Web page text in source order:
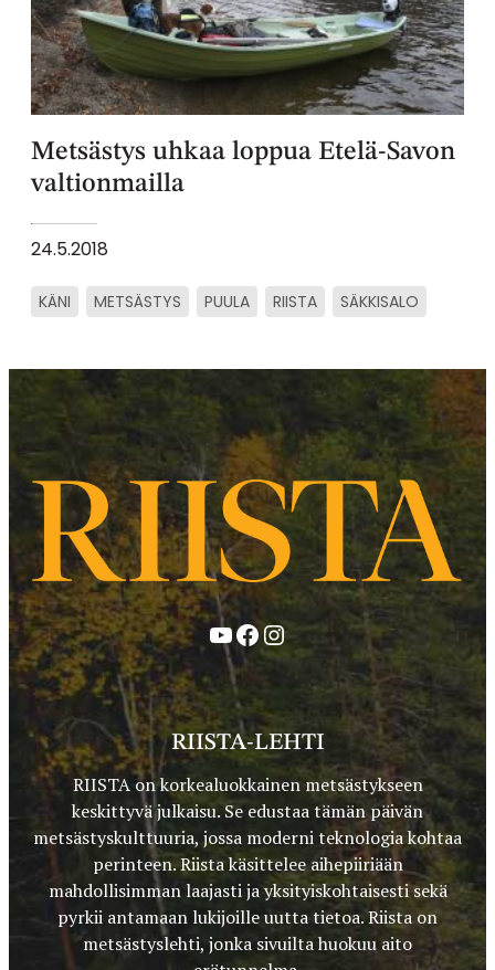
Metsästys uhkaa loppua Etelä-Savon
valtionmailla
24.5.2018
KÄNI METSÄSTYS PUULA RIISTA SÄKKISALO
YouTube
Facebook
Instagram
RIISTA-LEHTI
RIISTA on korkealuokkainen metsästykseen
keskittyvä julkaisu. Se edustaa tämän päivän
metsästyskulttuuria, jossa moderni teknologia kohtaa
perinteen. Riista käsittelee aihepiiriään
mahdollisimman laajasti ja yksityiskohtaisesti sekä
pyrkii antamaan lukijoille uutta tietoa. Riista on
metsästyslehti, jonka sivuilta huokuu aito